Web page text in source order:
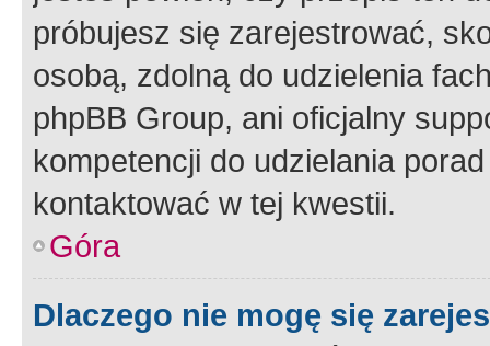
próbujesz się zarejestrować,
osobą, zdolną do udzielenia
phpBB Group, ani oficjalny
kompetencji do udzielania
kontaktować w tej kwestii.
Góra
Dlaczego nie mogę się